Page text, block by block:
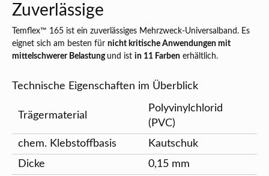
Zuverlässige
Temflex™ 165 ist ein zuverlässiges Mehrzweck-Universalband. Es
eignet sich am besten für nicht kritische Anwendungen mit
mittelschwerer Belastung und ist in 11 Farben erhältlich.
Technische Eigenschaften im Überblick
Trägermaterial
Polyvinylchlorid
(PVC)
chem. Klebstoffbasis
Kautschuk
Dicke
0,15 mm